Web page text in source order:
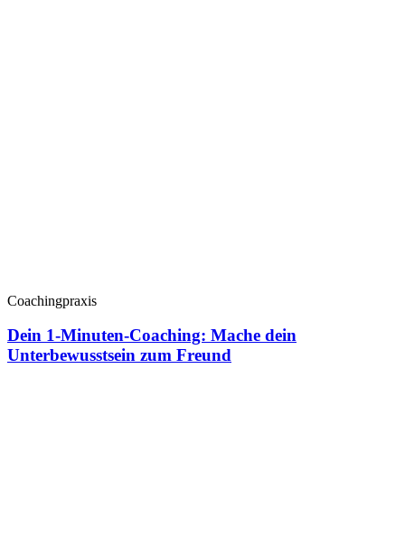
Coachingpraxis
Dein 1-Minuten-Coaching: Mache dein
Unterbewusstsein zum Freund